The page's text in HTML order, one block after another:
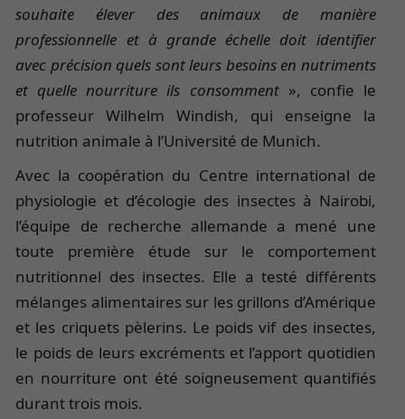
souhaite élever des animaux de manière
professionnelle et à grande échelle doit identifier
avec précision quels sont leurs besoins en nutriments
et quelle nourriture ils consomment», confie le
professeur Wilhelm Windish, qui enseigne la
nutrition animale à l’Université de Munich.
Avec la coopération du Centre international de
physiologie et d’écologie des insectes à Nairobi,
l’équipe de recherche allemande a mené une
toute première étude sur le comportement
nutritionnel des insectes. Elle a testé différents
mélanges alimentaires sur les grillons d’Amérique
et les criquets pèlerins. Le poids vif des insectes,
le poids de leurs excréments et l’apport quotidien
en nourriture ont été soigneusement quantifiés
durant trois mois.